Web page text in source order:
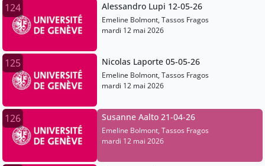
124 Alessandro Lupi 12-05-26
Emeline Bolmont, Tassos Fragos
mardi 12 mai 2026
125 Nicolas Laporte 05-05-26
Emeline Bolmont, Tassos Fragos
mardi 12 mai 2026
126 Susanne Aalto 21-04-26
Emeline Bolmont, Tassos Fragos
mardi 12 mai 2026